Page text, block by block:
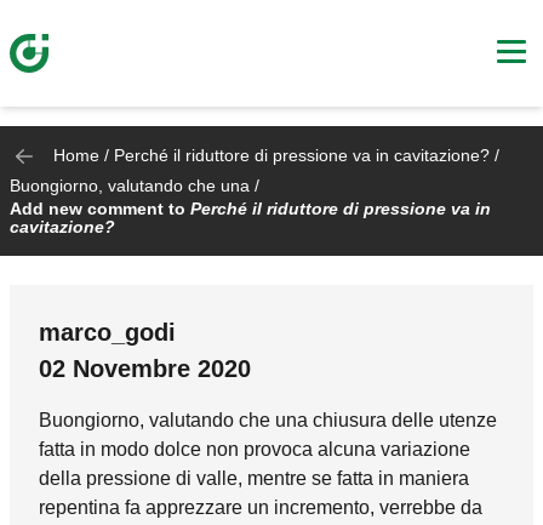
Home / Perché il riduttore di pressione va in cavitazione? /
Buongiorno, valutando che una /
Add new comment to Perché il riduttore di pressione va in
cavitazione?
marco_godi
In reply toSalve.by
02 Novembre 2020
Buongiorno, valutando che una chiusura delle utenze
fatta in modo dolce non provoca alcuna variazione
della pressione di valle, mentre se fatta in maniera
repentina fa apprezzare un incremento, verrebbe da